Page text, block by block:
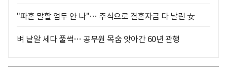
"파혼 말할 엄두 안 나"… 주식으로 결혼자금 다 날린 女
벼 낱알 세다 풀썩… 공무원 목숨 앗아간 60년 관행